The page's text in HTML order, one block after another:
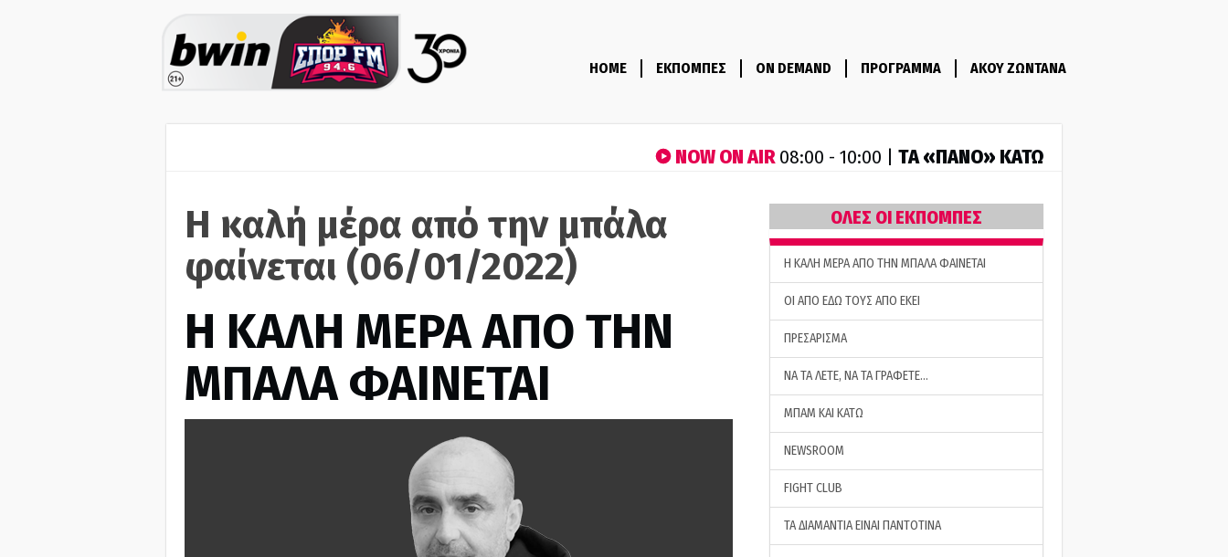
HOME ΕΚΠΟΜΠΕΣ ON DEMAND ΠΡΟΓΡΑΜΜΑ ΑΚΟΥ ΖΩΝΤΑΝΑ
NOW ON AIR08:00 - 10:00 | ΤA «ΠΑΝΟ» ΚΑΤΩ
Η καλή μέρα από την μπάλα
φαίνεται (06/01/2022)
H ΚΑΛΗ ΜΕΡΑ ΑΠΟ ΤΗΝ
ΜΠΑΛΑ ΦΑΙΝΕΤΑΙ
ΟΛΕΣ ΟΙ ΕΚΠΟΜΠΕΣ
H ΚΑΛΗ ΜΕΡΑ ΑΠΟ ΤΗΝ ΜΠΑΛΑ ΦΑΙΝΕΤΑΙ
ΟΙ ΑΠΟ ΕΔΩ ΤΟΥΣ ΑΠΟ ΕΚΕΙ
ΠΡΕΣΑΡΙΣΜΑ
ΝΑ ΤΑ ΛΕΤΕ, ΝΑ ΤΑ ΓΡΑΦΕΤΕ…
ΜΠΑΜ ΚΑΙ ΚΑΤΩ
NEWSROOM
FIGHT CLUB
ΤΑ ΔΙΑΜΑΝΤΙΑ ΕΙΝΑΙ ΠΑΝΤΟΤΙΝΑ